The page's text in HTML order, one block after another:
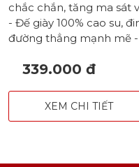
chắc chắn, tăng ma sát
- Đế giày 100% cao su,
đường thẳng mạnh mẽ -
339.000 đ
XEM CHI TIẾT